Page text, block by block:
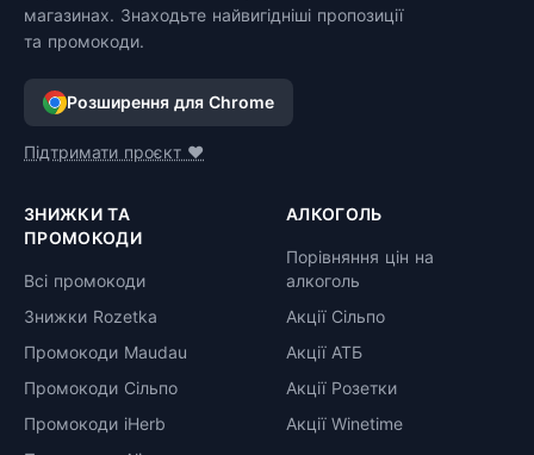
магазинах. Знаходьте найвигідніші пропозиції
та промокоди.
Розширення для Chrome
Підтримати проєкт ❤️
ЗНИЖКИ ТА
ПРОМОКОДИ
Всі промокоди
Знижки Rozetka
Промокоди Maudau
Промокоди Сільпо
Промокоди iHerb
АЛКОГОЛЬ
Порівняння цін на
алкоголь
Акції Сільпо
Акції АТБ
Акції Розетки
Акції Winetime